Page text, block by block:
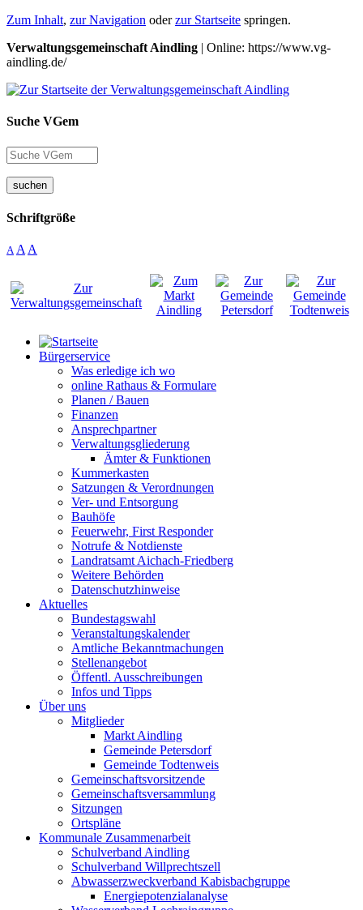
Zum Inhalt, zur Navigation oderzur Startseite springen.
Verwaltungsgemeinschaft Aindling | Online: https://www.vg-
aindling.de/
Suche VGem
suchen
Schriftgröße
A A A
Bürgerservice
Was erledige ich wo
online Rathaus & Formulare
Planen / Bauen
Finanzen
Ansprechpartner
Verwaltungsgliederung
Ämter & Funktionen
Kummerkasten
Satzungen & Verordnungen
Ver- und Entsorgung
Bauhöfe
Feuerwehr, First Responder
Notrufe & Notdienste
Landratsamt Aichach-Friedberg
Weitere Behörden
Datenschutzhinweise
Aktuelles
Bundestagswahl
Veranstaltungskalender
Amtliche Bekanntmachungen
Stellenangebot
Öffentl. Ausschreibungen
Infos und Tipps
Über uns
Mitglieder
Markt Aindling
Gemeinde Petersdorf
Gemeinde Todtenweis
Gemeinschaftsvorsitzende
Gemeinschaftsversammlung
Sitzungen
Ortspläne
Kommunale Zusammenarbeit
Schulverband Aindling
Schulverband Willprechtszell
Abwasserzweckverband Kabisbachgruppe
Energiepotenzialanalyse